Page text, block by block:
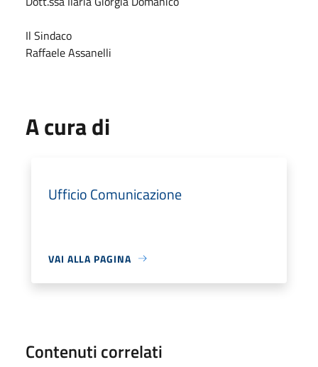
Il Sindaco
Raffaele Assanelli
A cura di
Ufficio Comunicazione
VAI ALLA PAGINA
Contenuti correlati